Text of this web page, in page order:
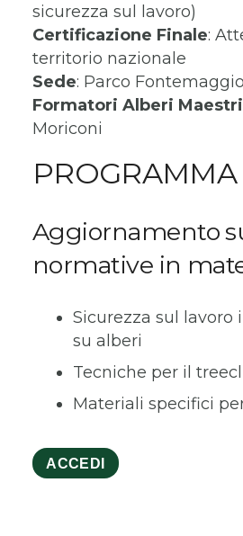
sicurezza sul lavoro)
Certificazione Finale:
territorio nazionale
Sede: Parco
Formatori Alberi Maestri
Moriconi
PROGRAMMA
Aggiornamento
normative in
Sicurezza sul lavoro
su alberi
Tecniche per il
Materiali specifici
ACCEDI